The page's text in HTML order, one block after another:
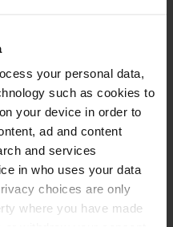
your personal data,
such as cookies to
your device in order to
ad and content
and services
in who uses your data
choices are only
where you have made
in Markelo
een passie voor
in Markelo een
plaatsje is een ware
schitterende bossen en
er moeiteloos
Kasteeltuin
'Het